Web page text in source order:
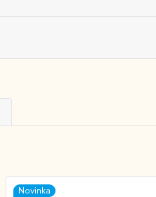
Novinka